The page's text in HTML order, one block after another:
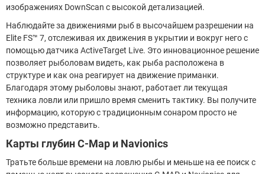
изображениях DownScan с высокой детализацией.
Наблюдайте за движениями рыб в высочайшем разрешении на
Elite FS™ 7, отслеживая их движения в укрытии и вокруг него с
помощью датчика ActiveTarget Live. Это инновационное решение
позволяет рыболовам видеть, как рыба расположена в
структуре и как она реагирует на движение приманки.
Благодаря этому рыболовы знают, работает ли текущая
техника ловли или пришло время сменить тактику. Вы получите
информацию, которую с традиционным сонаром просто не
возможно представить.
Карты глубин С-Map и Navionics
Тратьте больше времени на ловлю рыбы и меньше на ее поиск с